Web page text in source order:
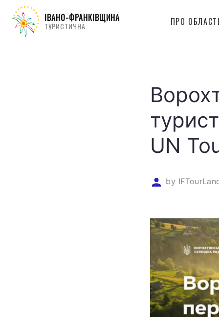
ІВАНО-ФРАНКІВЩИНА
ТУРИСТИЧНА ПРО
UN
by